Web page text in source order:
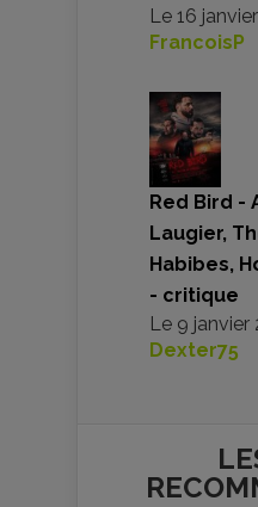
Le 16
FrancoisP
Red Bird -
Laugier,
Habibes,
- critique
Le 9 janvier
Dexter75